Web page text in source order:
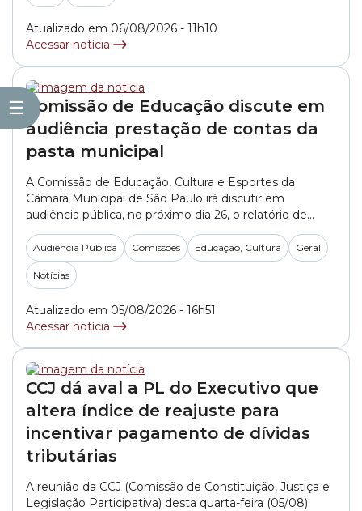
☰
Atualizado em 06/08/2026 - 11h10
Acessar notícia
Comissão de Educação discute em
audiência prestação de contas da
pasta municipal
A Comissão de Educação, Cultura e Esportes da
Câmara Municipal de São Paulo irá discutir em
audiência pública, no próximo dia 26, o relatório de
prestação de contas da Secretaria Municipal de
Educação referente aos meses de abril, maio e junho
de 2026. O debate está agendado para às 13h30, na
Audiência Pública Comissões Educação, Cultura Geral
Notícias
Atualizado em 05/08/2026 - 16h51
Acessar notícia
CCJ dá aval a PL do Executivo que
altera índice de reajuste para
incentivar pagamento de dívidas
tributárias
A reunião da CCJ (Comissão de Constituição, Justiça e
Legislação Participativa) desta quarta-feira (05/08)